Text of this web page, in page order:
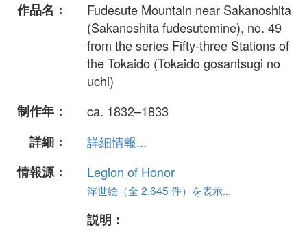
作品名：
Fudesute Mountain near Sakanoshita
(Sakanoshita fudesutemine), no. 49
from the series Fifty-three Stations of
the Tokaido (Tokaido gosantsugi no
uchi)
制作年：
ca. 1832–1833
詳細：
詳細情報...
情報源：
Legion of Honor
浮世絵（全 2,645 件）を表示...
説明：